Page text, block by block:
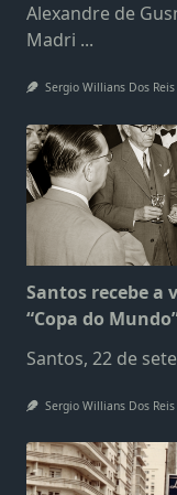
Alexandre de
Madri ...
Sergio Willians Dos Reis
Santos recebe a
“Copa do
Santos, 22 de
Sergio Willians Dos Reis